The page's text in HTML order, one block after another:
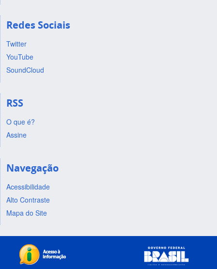
Redes Sociais
Twitter
YouTube
SoundCloud
RSS
O que é?
Assine
Navegação
Acessibilidade
Alto Contraste
Mapa do Site